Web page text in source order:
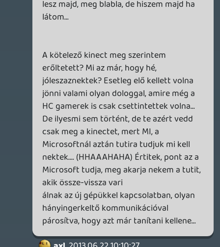
hogy 1 nap alatt kiegyenlítődjön az
előrendelések száma holott egy szinte
teljesen megegyező terméket
jelen generációban azokat már
elfogadják/természetesnek vegyék
mondván lehet ennél rosszabb is. Nagyon
sok mindent elértek ezzel az egy hónapig
tartó barba trükkel, ami nekik hosszú
távon nagyon is megtérül és cserébe most
csak egy kis minimális negatív
megítéléssel kell számolniuk, ami kb.
megjelenésig el is párolog.
axl 2013.06.22 13:04:30
2013.06.22 13:04:30 #0a3lv
Vagy csak a vezetésben ülők nem látták
negatívumnak ezeket (gondolom, mekkora
játékosok lehetnek...) és hidegzuhanyként
érte őket az előrendelési számok. Az, hogy
a negatív hozzáállást sikerült
feltornászniuk semlegesre, szerintem nem
sokat használt nekik.